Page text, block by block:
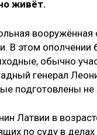
живёт.
вооружённая
В этом ополчении
обычно
генерал
подготовлены
Латвии в
по суду в